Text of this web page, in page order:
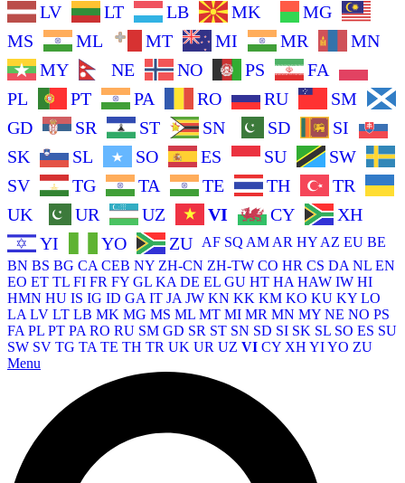
LV
LT LB MK
MG
MS
ML MT MI MR
MN
MY
NE NO PS
FA
PL
PT PA RO RU
SM
GD
SR ST SN SD
SI
SK
SL SO ES SU
SW
SV
TG TA TE TH
TR
UK
UR UZ VI CY
XH
YI
YO ZU AF SQ AM AR HY AZ EU BE
BN BS BG CA CEB NY ZH-CN ZH-TW CO HR CS DA NL EN
EO ET TL FI FR FY GL KA DE EL GU HT HA HAW IW HI
HMN HU IS IG ID GA IT JA JW KN KK KM KO KU KY LO
LA LV LT LB MK MG MS ML MT MI MR MN MY NE NO PS
FA PL PT PA RO RU SM GD SR ST SN SD SI SK SL SO ES SU
SW SV TG TA TE TH TR UK UR UZ VI CY XH YIYO ZU
Menu